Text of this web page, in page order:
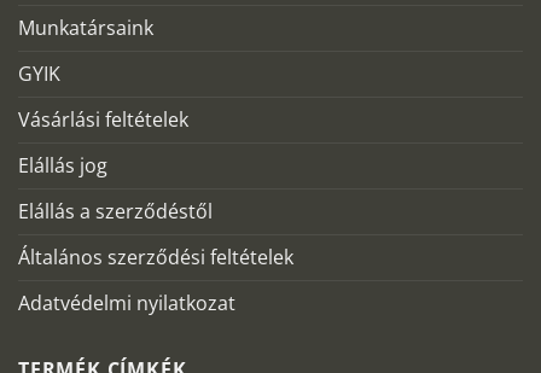
Munkatársaink
GYIK
Vásárlási feltételek
Elállás jog
Elállás a szerződéstől
Általános szerződési feltételek
Adatvédelmi nyilatkozat